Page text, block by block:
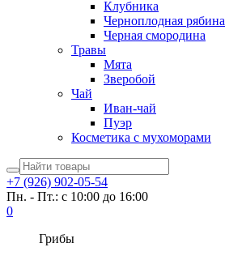
Клубника
Черноплодная рябина
Черная смородина
Травы
Мята
Зверобой
Чай
Иван-чай
Пуэр
Косметика с мухоморами
+7 (926) 902-05-54
Пн. - Пт.: с 10:00 до 16:00
0
Грибы